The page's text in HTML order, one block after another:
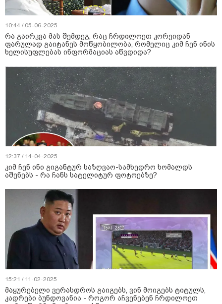
10:44 / 05-06-2025
რა გაირკვა მას შემდეგ, რაც ჩრდილოეთ კორეიდან
ფარულად გაიტანეს მოწყობილობა, რომელიც კიმ ჩენ ინის
ხელისუფლებას ინფორმაციას აწვდიდა?
12:37 / 14-04-2025
კიმ ჩენ ინი გიგანტურ საზღვაო-სამხედრო ხომალდს
აშენებს - რა ჩანს სატელიტურ ფოტოებზე?
15:21 / 11-02-2025
მაყურებელი ვერასდროს გაიგებს, ვინ მოიგებს ტიტულს,
კადრები ბუნდოვანია - როგორ აჩვენებენ ჩრდილოეთ